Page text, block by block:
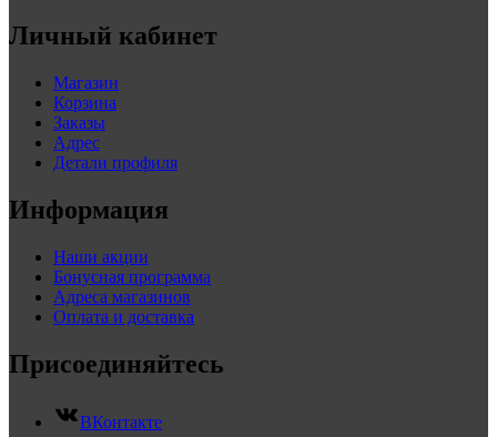
Личный кабинет
Магазин
Корзина
Заказы
Адрес
Детали профиля
Информация
Наши акции
Бонусная программа
Адреса магазинов
Оплата и доставка
Присоединяйтесь
ВКонтакте